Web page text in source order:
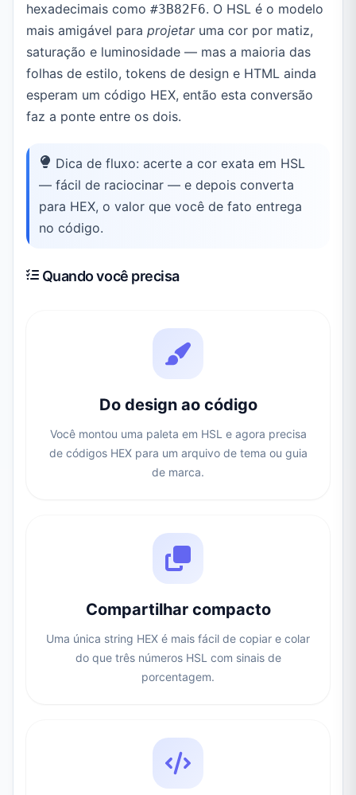
hexadecimais como #3B82F6. O HSL é o modelo
mais amigável para projetaruma cor por matiz,
saturação e luminosidade — mas a maioria das
folhas de estilo, tokens de design e HTML ainda
esperam um código HEX, então esta conversão
faz a ponte entre os dois.
Dica de fluxo: acerte a cor exata em HSL
— fácil de raciocinar — e depois converta
para HEX, o valor que você de fato entrega
no código.
Quando você precisa
Do design ao código
Você montou uma paleta em HSL e agora precisa
de códigos HEX para um arquivo de tema ou guia
de marca.
Compartilhar compacto
Uma única string HEX é mais fácil de copiar e colar
do que três números HSL com sinais de
porcentagem.